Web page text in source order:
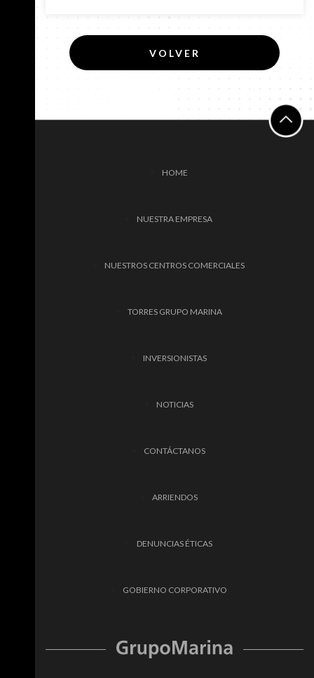
VOLVER
HOME
NUESTRA EMPRESA
NUESTROS CENTROS COMERCIALES
TORRES GRUPO MARINA
INVERSIONISTAS
NOTICIAS
CONTÁCTANOS
ARRIENDOS
DENUNCIAS ÉTICAS
GOBIERNO CORPORATIVO